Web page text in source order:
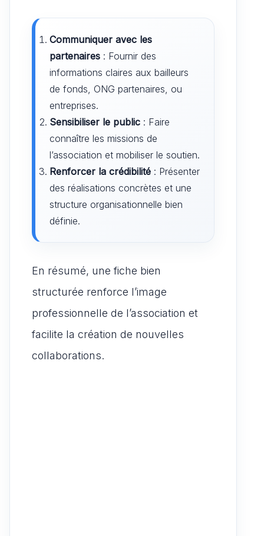
Communiquer avec les
partenaires : Fournir des
informations claires aux bailleurs
de fonds, ONG partenaires, ou
entreprises.
Sensibiliser le public : Faire
connaître les missions de
l’association et mobiliser le soutien.
Renforcer la crédibilité : Présenter
des réalisations concrètes et une
structure organisationnelle bien
définie.
En résumé, une fiche bien
structurée renforce l’image
professionnelle de l’association et
facilite la création de nouvelles
collaborations.